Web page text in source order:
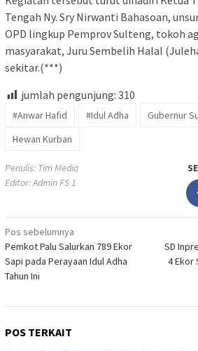
Tengah Ny. Sry Nirwanti Bahasoan,
OPD lingkup Pemprov Sulteng, tokoh
masyarakat, Juru Sembelih Halal
sekitar.(***)
jumlah pengunjung: 310
#Anwar Hafid #Idul Adha
Gubernur
Hewan Kurban
Penulis: Tim Media
Editor: Admin FS 1
Navigasi
pos
Pos sebelumnya
Pemkot Palu Salurkan 789 Ekor
Sapi pada Perayaan Idul Adha
Tahun Ini
SD
4 Ekor
POS TERKAIT